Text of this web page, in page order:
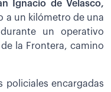
Ignacio de Velasco,
a un kilómetro de una
un operativo
la Frontera, camino
policiales encargadas